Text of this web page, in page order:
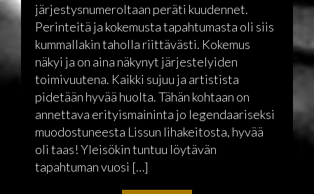
järjestysnumeroltaan peräti kuudennet.
Perinteitä ja kokemusta tapahtumasta oli siis
kummallakin taholla riittävästi. Kokemus
näkyi ja on aina näkynyt järjestelyiden
toimivuutena. Kaikki sujuu ja artistista
pidetään hyvää huolta. Tähän kohtaan on
annettava erityismaininta jo legendaariseksi
muodostuneesta Lissun lihakeitosta, hyvää
oli taas! Yleisökin tuntuu löytävän
tapahtuman vuosi […]